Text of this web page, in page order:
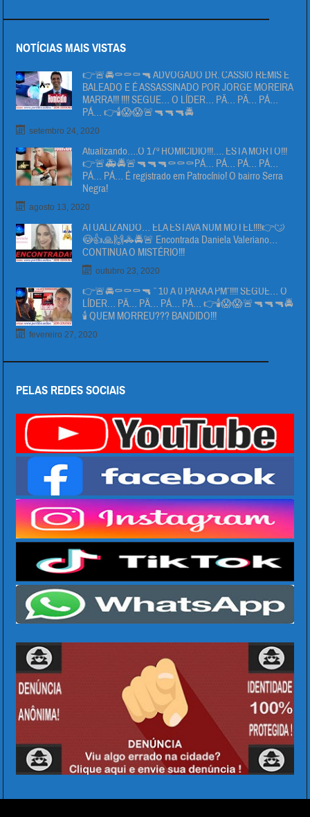
NOTÍCIAS MAIS VISTAS
👉🚨🚔⚰⚰⚰🔫 ADVOGADO DR. CÁSSIO REMIS É
BALEADO E É ASSASSINADO POR JORGE MOREIRA
MARRA!!! !!!! SEGUE… O LÍDER… PÄ… PÄ… PÁ…
PÁ… 👉🕯😱😱🚨🔫🔫🔫🚔
setembro 24, 2020
Atualizando….O 17º HOMICIDIO!!!…. ESTA MORTO!!!
👉🚨🚑🚔🚨🔫🔫🔫⚰⚰⚰PÁ… PÁ… PÁ… PÁ…
PÁ… PÁ… É registrado em Patrocínio! O bairro Serra
Negra!
agosto 13, 2020
ATUALIZANDO… ELA ESTAVA NUM MOTEL!!!!👉🙄
😳👍🙏🙌🚓🚔🚨 Encontrada Daniela Valeriano…
CONTINUA O MISTÉRIO!!!
outubro 23, 2020
👉🚨🚔⚰⚰⚰🔫 ” 10 Á 0 PARA A PM”!!!! SEGUE… O
LÍDER… PÄ… PÄ… PÁ… PÁ… 👉🕯😱😱🚨🔫🔫🔫🚔
🕯 QUEM MORREU??? BANDIDO!!!
fevereiro 27, 2020
PELAS REDES SOCIAIS